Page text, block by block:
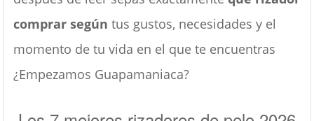
comprar según tus gustos, necesidades y el
momento de tu vida en el que te encuentras
¿Empezamos Guapamaniaca?